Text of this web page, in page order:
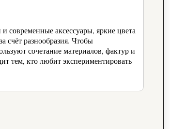
современные аксессуары, яркие цвета
счёт разнообразия. Чтобы
сочетание материалов, фактур и
тем, кто любит экспериментировать